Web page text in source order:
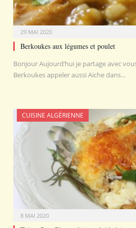
29 MAI 2020
Berkoukes aux légumes et poulet
Bonjour Aujourd’hui je partage avec
Berkoukes appeler aussi Aiche dans…
CUISINE ALGÉRIENNE
8 MAI 2020